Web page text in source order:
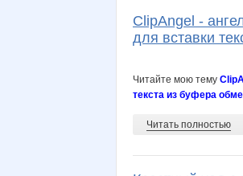
ClipAngel -
для вставки
Читайте мою тему
текста из буфера
Читать полностью